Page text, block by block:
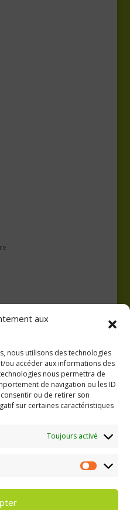
aux
nous utilisons des technologies
ou accéder aux informations des
nous permettra de
de navigation ou les ID
ou de retirer son
sur certaines caractéristiques
Toujours activé
Marketing